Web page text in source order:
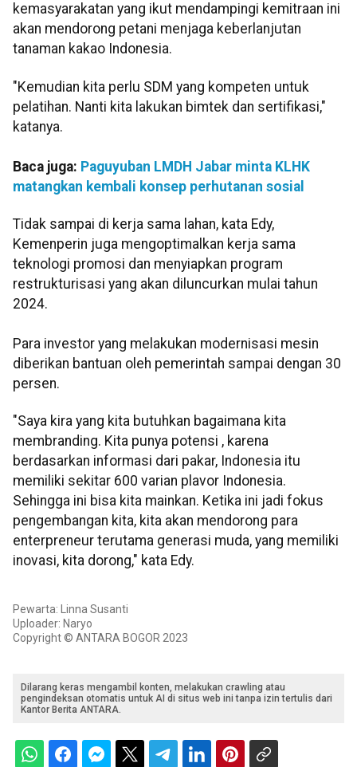
kemasyarakatan yang ikut mendampingi kemitraan ini
akan mendorong petani menjaga keberlanjutan
tanaman kakao Indonesia.
"Kemudian kita perlu SDM yang kompeten untuk
pelatihan. Nanti kita lakukan bimtek dan sertifikasi,"
katanya.
Baca juga: Paguyuban LMDH Jabar minta KLHK
matangkan kembali konsep perhutanan sosial
Tidak sampai di kerja sama lahan, kata Edy,
Kemenperin juga mengoptimalkan kerja sama
teknologi promosi dan menyiapkan program
restrukturisasi yang akan diluncurkan mulai tahun
2024.
Para investor yang melakukan modernisasi mesin
diberikan bantuan oleh pemerintah sampai dengan 30
persen.
"Saya kira yang kita butuhkan bagaimana kita
membranding. Kita punya potensi , karena
berdasarkan informasi dari pakar, Indonesia itu
memiliki sekitar 600 varian plavor Indonesia.
Sehingga ini bisa kita mainkan. Ketika ini jadi fokus
pengembangan kita, kita akan mendorong para
enterpreneur terutama generasi muda, yang memiliki
inovasi, kita dorong," kata Edy.
Pewarta: Linna Susanti
Uploader: Naryo
Copyright © ANTARA BOGOR 2023
Dilarang keras mengambil konten, melakukan crawling atau
pengindeksan otomatis untuk AI di situs web ini tanpa izin tertulis dari
Kantor Berita ANTARA.